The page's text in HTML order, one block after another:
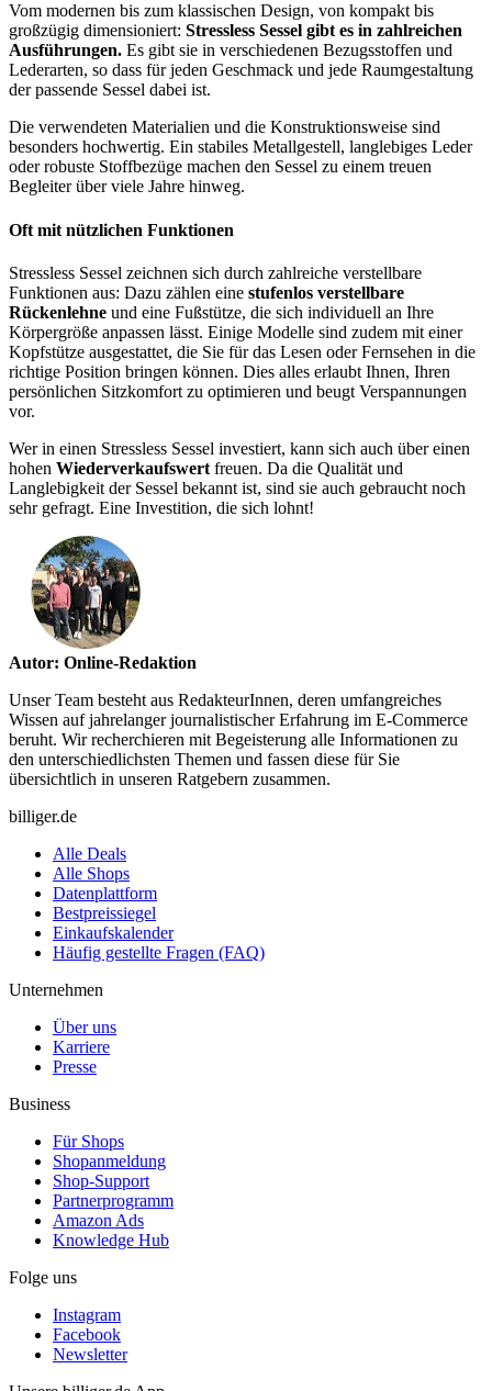
Vom modernen bis zum klassischen Design, von kompakt bis
großzügig dimensioniert: Stressless Sessel gibt es in zahlreichen
Ausführungen. Es gibt sie in verschiedenen Bezugsstoffen und
Lederarten, so dass für jeden Geschmack und jede Raumgestaltung
der passende Sessel dabei ist.
Die verwendeten Materialien und die Konstruktionsweise sind
besonders hochwertig. Ein stabiles Metallgestell, langlebiges Leder
oder robuste Stoffbezüge machen den Sessel zu einem treuen
Begleiter über viele Jahre hinweg.
Oft mit nützlichen Funktionen
Stressless Sessel zeichnen sich durch zahlreiche verstellbare
Funktionen aus: Dazu zählen eine stufenlos verstellbare
Rückenlehne und eine Fußstütze, die sich individuell an Ihre
Körpergröße anpassen lässt. Einige Modelle sind zudem mit einer
Kopfstütze ausgestattet, die Sie für das Lesen oder Fernsehen in die
richtige Position bringen können. Dies alles erlaubt Ihnen, Ihren
persönlichen Sitzkomfort zu optimieren und beugt Verspannungen
vor.
Wer in einen Stressless Sessel investiert, kann sich auch über einen
hohen Wiederverkaufswert freuen. Da die Qualität und
Langlebigkeit der Sessel bekannt ist, sind sie auch gebraucht noch
sehr gefragt. Eine Investition, die sich lohnt!
Autor: Online-Redaktion
Unser Team besteht aus RedakteurInnen, deren umfangreiches
Wissen auf jahrelanger journalistischer Erfahrung im E-Commerce
beruht. Wir recherchieren mit Begeisterung alle Informationen zu
den unterschiedlichsten Themen und fassen diese für Sie
übersichtlich in unseren Ratgebern zusammen.
billiger.de
Alle Deals
Alle Shops
Datenplattform
Bestpreissiegel
Einkaufskalender
Häufig gestellte Fragen (FAQ)
Unternehmen
Über uns
Karriere
Presse
Business
Für Shops
Shopanmeldung
Shop-Support
Partnerprogramm
Amazon Ads
Knowledge Hub
Folge uns
Instagram
Facebook
Newsletter